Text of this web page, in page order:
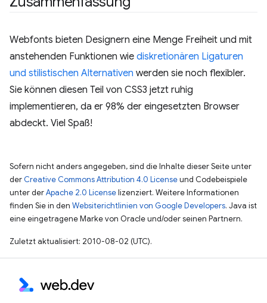
Webfonts bieten Designern eine Menge Freiheit und mit
anstehenden Funktionen wie diskretionären Ligaturen
und stilistischen Alternativen werden sie noch flexibler.
Sie können diesen Teil von CSS3 jetzt ruhig
implementieren, da er 98% der eingesetzten Browser
abdeckt. Viel Spaß!
Sofern nicht anders angegeben, sind die Inhalte dieser Seite unter
der Creative Commons Attribution 4.0 Licenseund Codebeispiele
unter derApache 2.0 Licenselizenziert. Weitere Informationen
finden Sie in den Websiterichtlinien von Google Developers. Java ist
eine eingetragene Marke von Oracle und/oder seinen Partnern.
Zuletzt aktualisiert: 2010-08-02 (UTC).